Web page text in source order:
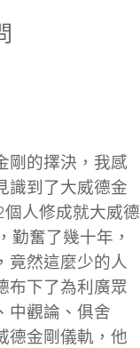
剛的擇決，我感
識到了大威德金
人修成就大威德
勤奮了幾十年，
竟然這麼少的人
布下了為利廣眾
中觀論、俱舍
德金剛儀軌，他